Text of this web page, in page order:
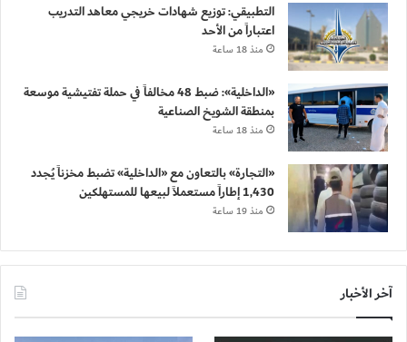
التطبيقي: توزيع شهادات خريجي معاهد التدريب
اعتباراً من الأحد
منذ 18 ساعة
«الداخلية»: ضبط 48 مخالفاً في حملة تفتيشية موسعة
بمنطقة الشويخ الصناعية
منذ 18 ساعة
«التجارة» بالتعاون مع «الداخلية» تضبط مخزناً يُجدد
1,430 إطاراً مستعملاً لبيعها للمستهلكين
منذ 19 ساعة
آخر الأخبار